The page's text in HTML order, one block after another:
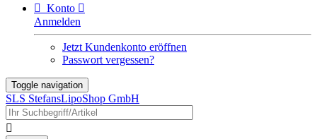
 Konto 
Anmelden
Jetzt Kundenkonto eröffnen
Passwort vergessen?
Toggle navigation
SLS StefansLipoShop GmbH
